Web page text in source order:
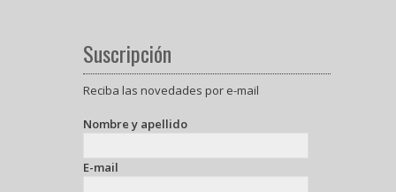
Suscripción
Reciba las novedades por e-mail
Nombre y apellido
E-mail